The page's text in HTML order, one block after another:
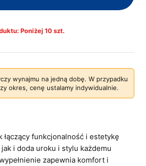
Poniżej 10 szt.
wynajmu na jedną dobę. W przypadku
okres, cenę ustalamy indywidualnie.
łączący funkcjonalność i estetykę
i doda uroku i stylu każdemu
zapewnia komfort i